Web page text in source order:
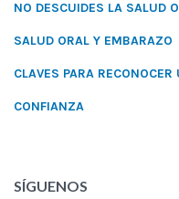
NO DESCUIDES LA SALUD
SALUD ORAL Y EMBARAZO
CLAVES PARA
CONFIANZA
SÍGUENOS